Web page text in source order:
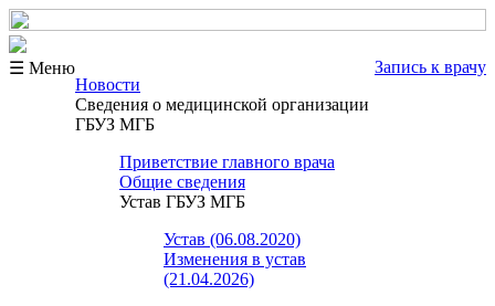
☰ Меню
Запись к врачу
Новости
Сведения о медицинской организации
ГБУЗ МГБ
Приветствие главного врача
Общие сведения
Устав ГБУЗ МГБ
Устав (06.08.2020)
Изменения в устав
(21.04.2026)